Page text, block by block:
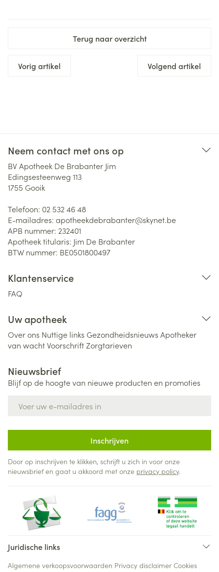
Terug naar overzicht
Vorig artikel Volgend artikel
Neem contact met ons op
BV Apotheek De Brabanter Jim
Edingsesteenweg 113
1755 Gooik
Telefoon: 02 532 46 48
E-mailadres: apotheekdebrabanter@skynet.be
APB nummer: 232401
Apotheek titularis: Jim De Brabanter
BTW nummer: BE0501800497
Klantenservice
FAQ
Uw apotheek
Over ons Nuttige links Gezondheidsnieuws Apotheker
van wachtVoorschriftZorgtarieven
Nieuwsbrief
Blijf op de hoogte van nieuwe producten en promoties
Inschrijven
Door op inschrijven te klikken, schrijft u zich in voor onze
nieuwsbrief en gaat u akkoord met onze privacy policy.
Juridische links
Algemene verkoopsvoorwaarden Privacy disclaimer Cookies